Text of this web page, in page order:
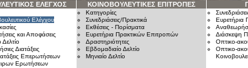
ΕΛΕΓΧΟΣ
Ελέγχου
και Αποφάσεις
Διατάξεις
Επερωτήσεων
Ερωτήσεων
ΚΟΙΝΟΒΟΥΛΕΥΤΙΚΕΣ ΕΠΙΤΡΟΠΕΣ
Κατηγορίες
Συνεδριάσεις/Πρακτικά
Εκθέσεις - Πορίσματα
Ευρετήρια Πρακτικών Επιτροπών
Δραστηριότητες
Εβδομαδιαίο Δελτίο
Μηνιαίο Δελτίο
Ευρετήρια
Διάσκεψη
Οπτικο-
Οπτικο-